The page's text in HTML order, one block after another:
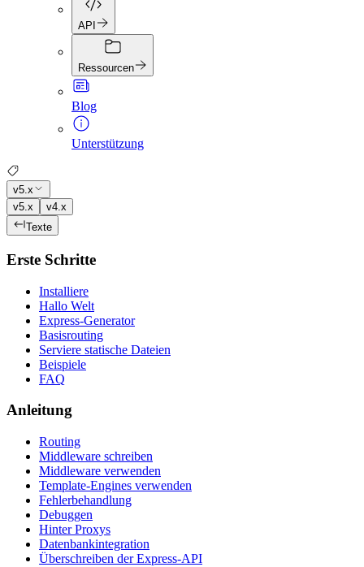
API
Ressourcen
Blog
Unterstützung
v5.x
v5.x
v4.x
Texte
Erste Schritte
Installiere
Hallo Welt
Express-Generator
Basisrouting
Serviere statische Dateien
Beispiele
FAQ
Anleitung
Routing
Middleware schreiben
Middleware verwenden
Template-Engines verwenden
Fehlerbehandlung
Debuggen
Hinter Proxys
Datenbankintegration
Überschreiben der Express-API